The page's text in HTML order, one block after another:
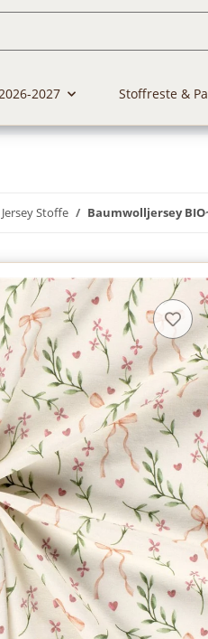
2027 Stoffreste &
Jersey Stoffe Baumwolljersey